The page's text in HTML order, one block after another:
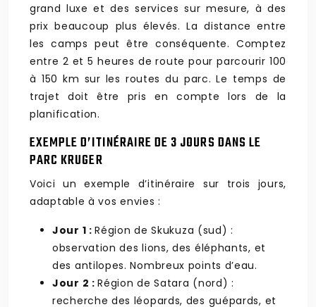
grand luxe et des services sur mesure, à des
prix beaucoup plus élevés. La distance entre
les camps peut être conséquente. Comptez
entre 2 et 5 heures de route pour parcourir 100
à 150 km sur les routes du parc. Le temps de
trajet doit être pris en compte lors de la
planification.
EXEMPLE D’ITINÉRAIRE DE 3 JOURS DANS LE
PARC KRUGER
Voici un exemple d’itinéraire sur trois jours,
adaptable à vos envies :
Jour 1 :Région de Skukuza (sud) :
observation des lions, des éléphants, et
des antilopes. Nombreux points d’eau.
Jour 2 :Région de Satara (nord) :
recherche des léopards, des guépards, et